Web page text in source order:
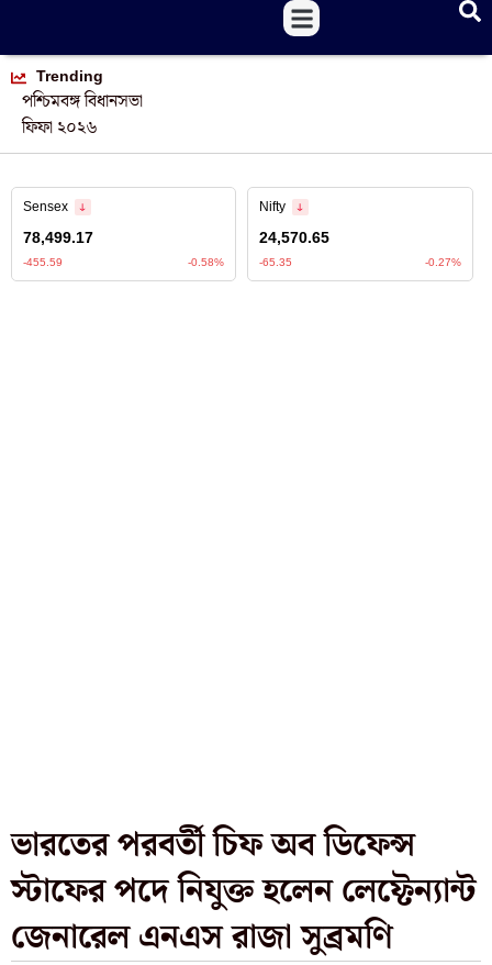
Trending
পশ্চিমবঙ্গ বিধানসভা
ফিফা ২০২৬
ভারতের পরবর্তী চিফ অব ডিফেন্স
স্টাফের পদে নিযুক্ত হলেন লেফ্টেন্যান্ট
জেনারেল এনএস রাজা সুব্রমণি